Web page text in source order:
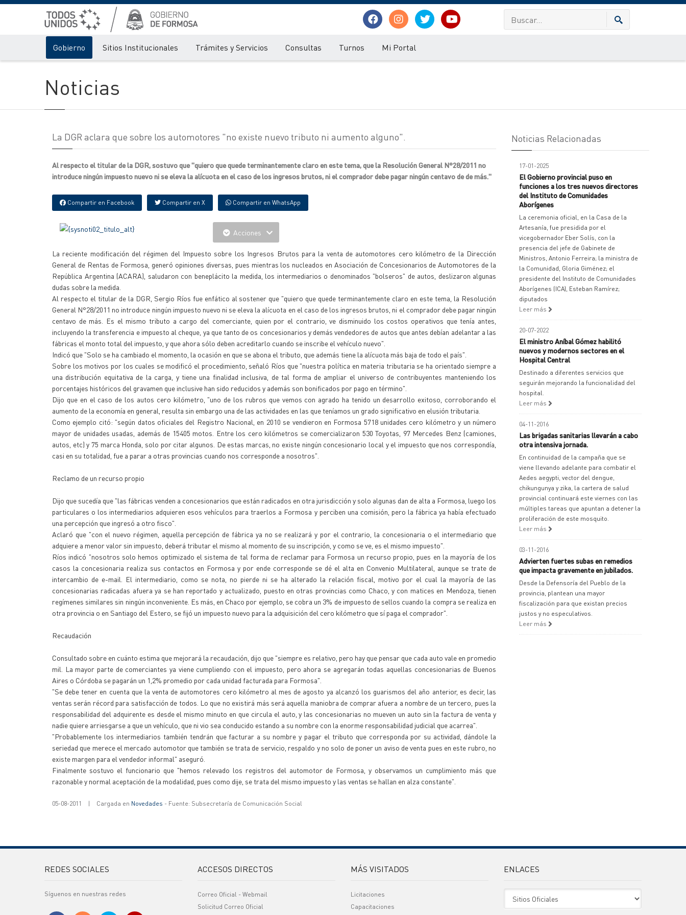
Gobierno Sitios Institucionales Trámites y Servicios Consultas Turnos Mi Portal
Noticias
La DGR aclara que sobre los automotores "no existe nuevo tributo ni aumento alguno".
Al respecto el titular de la DGR, sostuvo que "quiero que quede terminantemente claro en este tema, que la Resolución General N°28/2011 no
introduce ningún impuesto nuevo ni se eleva la alícuota en el caso de los ingresos brutos, ni el comprador debe pagar ningún centavo de de más."
Compartir en Facebook Compartir en X Compartir en WhatsApp
Acciones
La reciente modificación del régimen del Impuesto sobre los Ingresos Brutos para la venta de automotores cero kilómetro de la Dirección
General de Rentas de Formosa, generó opiniones diversas, pues mientras los nucleados en Asociación de Concesionarios de Automotores de la
República Argentina (ACARA), saludaron con beneplácito la medida, los intermediarios o denominados "bolseros" de autos, deslizaron algunas
dudas sobre la medida.
Al respecto el titular de la DGR, Sergio Ríos fue enfático al sostener que "quiero que quede terminantemente claro en este tema, la Resolución
General N°28/2011 no introduce ningún impuesto nuevo ni se eleva la alícuota en el caso de los ingresos brutos, ni el comprador debe pagar ningún
centavo de más. Es el mismo tributo a cargo del comerciante, quien por el contrario, ve disminuido los costos operativos que tenía antes,
incluyendo la transferencia e impuesto al cheque, ya que tanto de os concesionarios y demás vendedores de autos que antes debían adelantar a las
fábricas el monto total del impuesto, y que ahora sólo deben acreditarlo cuando se inscribe el vehículo nuevo".
Indicó que "Solo se ha cambiado el momento, la ocasión en que se abona el tributo, que además tiene la alícuota más baja de todo el país".
Sobre los motivos por los cuales se modificó el procedimiento, señaló Ríos que "nuestra política en materia tributaria se ha orientado siempre a
una distribución equitativa de la carga, y tiene una finalidad inclusiva, de tal forma de ampliar el universo de contribuyentes manteniendo los
porcentajes históricos del gravamen que inclusive han sido reducidos y además son bonificados por pago en término".
Dijo que en el caso de los autos cero kilómetro, "uno de los rubros que vemos con agrado ha tenido un desarrollo exitoso, corroborando el
aumento de la economía en general, resulta sin embargo una de las actividades en las que teníamos un grado significativo en elusión tributaria.
Como ejemplo citó: "según datos oficiales del Registro Nacional, en 2010 se vendieron en Formosa 5718 unidades cero kilómetro y un número
mayor de unidades usadas, además de 15405 motos. Entre los cero kilómetros se comercializaron 530 Toyotas, 97 Mercedes Benz (camiones,
autos, etc) y 75 marca Honda, solo por citar algunos. De estas marcas, no existe ningún concesionario local y el impuesto que nos correspondía,
casi en su totalidad, fue a parar a otras provincias cuando nos corresponde a nosotros".
Reclamo de un recurso propio
Dijo que sucedía que "las fábricas venden a concesionarios que están radicados en otra jurisdicción y solo algunas dan de alta a Formosa, luego los
particulares o los intermediarios adquieren esos vehículos para traerlos a Formosa y perciben una comisión, pero la fábrica ya había efectuado
una percepción que ingresó a otro fisco".
Aclaró que "con el nuevo régimen, aquella percepción de fábrica ya no se realizará y por el contrario, la concesionaria o el intermediario que
adquiere a menor valor sin impuesto, deberá tributar el mismo al momento de su inscripción, y como se ve, es el mismo impuesto".
Ríos indicó "nosotros solo hemos optimizado el sistema de tal forma de reclamar para Formosa un recurso propio, pues en la mayoría de los
casos la concesionaria realiza sus contactos en Formosa y por ende corresponde se dé el alta en Convenio Multilateral, aunque se trate de
intercambio de e-mail. El intermediario, como se nota, no pierde ni se ha alterado la relación fiscal, motivo por el cual la mayoría de las
concesionarias radicadas afuera ya se han reportado y actualizado, puesto en otras provincias como Chaco, y con matices en Mendoza, tienen
regímenes similares sin ningún inconveniente. Es más, en Chaco por ejemplo, se cobra un 3% de impuesto de sellos cuando la compra se realiza en
otra provincia o en Santiago del Estero, se fijó un impuesto nuevo para la adquisición del cero kilómetro que sí paga el comprador".
Recaudación
Consultado sobre en cuánto estima que mejorará la recaudación, dijo que "siempre es relativo, pero hay que pensar que cada auto vale en promedio
mil. La mayor parte de comerciantes ya viene cumpliendo con el impuesto, pero ahora se agregarán todas aquellas concesionarias de Buenos
Aires o Córdoba se pagarán un 1,2% promedio por cada unidad facturada para Formosa".
"Se debe tener en cuenta que la venta de automotores cero kilómetro al mes de agosto ya alcanzó los guarismos del año anterior, es decir, las
ventas serán récord para satisfacción de todos. Lo que no existirá más será aquella maniobra de comprar afuera a nombre de un tercero, pues la
responsabilidad del adquirente es desde el mismo minuto en que circula el auto, y las concesionarias no mueven un auto sin la factura de venta y
nadie quiere arriesgarse a que un vehículo, que ni vio sea conducido estando a su nombre con la enorme responsabilidad judicial que acarrea".
"Probablemente los intermediarios también tendrán que facturar a su nombre y pagar el tributo que corresponda por su actividad, dándole la
seriedad que merece el mercado automotor que también se trata de servicio, respaldo y no solo de poner un aviso de venta pues en este rubro, no
existe margen para el vendedor informal" aseguró.
Finalmente sostuvo el funcionario que "hemos relevado los registros del automotor de Formosa, y observamos un cumplimiento más que
razonable y normal aceptación de la modalidad, pues como dije, se trata del mismo impuesto y las ventas se hallan en alza constante".
05-08-2011 | Cargada en Novedades - Fuente: Subsecretaría de Comunicación Social
Noticias Relacionadas
17-01-2025
El Gobierno provincial puso en
funciones a los tres nuevos directores
del Instituto de Comunidades
Aborígenes
La ceremonia oficial, en la Casa de la
Artesanía, fue presidida por el
vicegobernador Eber Solís, con la
presencia del jefe de Gabinete de
Ministros, Antonio Ferreira; la ministra de
la Comunidad, Gloria Giménez; el
presidente del Instituto de Comunidades
Aborígenes (ICA), Esteban Ramírez;
diputados
Leer más
20-07-2022
El ministro Aníbal Gómez habilitó
nuevos y modernos sectores en el
Hospital Central
Destinado a diferentes servicios que
seguirán mejorando la funcionalidad del
hospital.
Leer más
04-11-2016
Las brigadas sanitarias llevarán a cabo
otra intensiva jornada.
En continuidad de la campaña que se
viene llevando adelante para combatir el
Aedes aegypti, vector del dengue,
chikungunya y zika, la cartera de salud
provincial continuará este viernes con las
múltiples tareas que apuntan a detener la
proliferación de este mosquito.
Leer más
03-11-2016
Advierten fuertes subas en remedios
que impacta gravemente en jubilados.
Desde la Defensoría del Pueblo de la
provincia, plantean una mayor
fiscalización para que existan precios
justos y no especulativos.
Leer más
REDES SOCIALES
Síguenos en nuestras redes
ACCESOS DIRECTOS
Correo Oficial - Webmail
Solicitud Correo Oficial
MÁS VISITADOS
Licitaciones
Capacitaciones
ENLACES